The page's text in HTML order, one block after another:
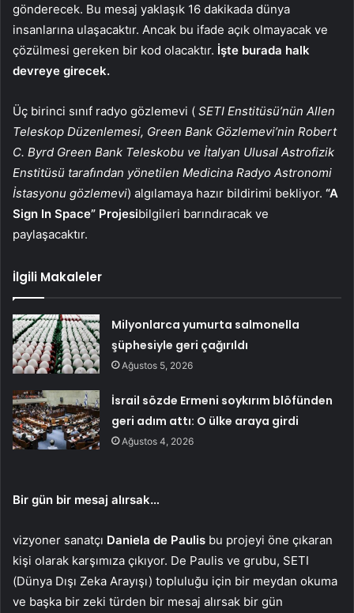
gönderecek. Bu mesaj yaklaşık 16 dakikada dünya
insanlarına ulaşacaktır. Ancak bu ifade açık olmayacak ve
çözülmesi gereken bir kod olacaktır. İşte burada halk
devreye girecek.
Üç birinci sınıf radyo gözlemevi ( SETI Enstitüsü’nün Allen
Teleskop Düzenlemesi, Green Bank Gözlemevi’nin Robert
C. Byrd Green Bank Teleskobu ve İtalyan Ulusal Astrofizik
Enstitüsü tarafından yönetilen Medicina Radyo Astronomi
İstasyonu gözlemevi) algılamaya hazır bildirimi bekliyor. “A
Sign In Space” Projesibilgileri barındıracak ve
paylaşacaktır.
İlgili Makaleler
Milyonlarca yumurta salmonella
şüphesiyle geri çağırıldı
Ağustos 5, 2026
İsrail sözde Ermeni soykırım blöfünden
geri adım attı: O ülke araya girdi
Ağustos 4, 2026
Bir gün bir mesaj alırsak…
vizyoner sanatçı Daniela de Paulis bu projeyi öne çıkaran
kişi olarak karşımıza çıkıyor. De Paulis ve grubu, SETI
(Dünya Dışı Zeka Arayışı) topluluğu için bir meydan okuma
ve başka bir zeki türden bir mesaj alırsak bir gün